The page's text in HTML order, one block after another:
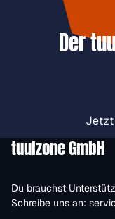
Der
Jetzt
Jetzt
tuulzone GmbH
Du brauchst
Schreibe uns an: